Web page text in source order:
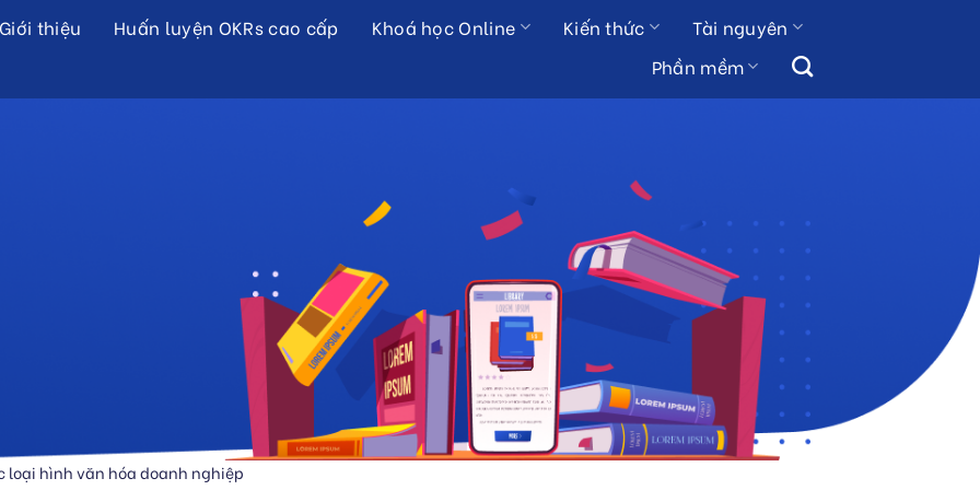
Giới thiệu Huấn luyện OKRs cao cấp Khoá học Online Kiến thức
Tài nguyên
Phần mềm
loại hình văn hóa doanh nghiệp